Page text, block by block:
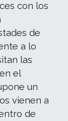
con los
de
a lo
las
el
un
vienen a
de